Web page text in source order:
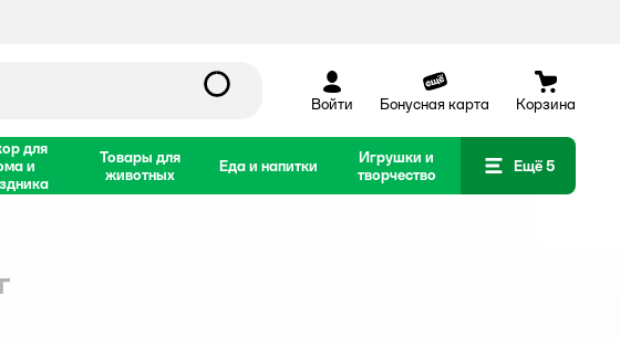
Войти Бонусная карта Корзина
для
и
Товары для
животных
Еда и напитки
Игрушки и
творчество
Ещё 5